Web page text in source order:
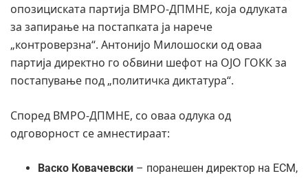
опозициската партија ВМРО-ДПМНЕ, која одлуката
за запирање на постапката ја нарече
„контроверзна“. Антонијо Милошоски од оваа
партија директно го обвини шефот на ОЈО ГОКК за
постапување под „политичка диктатура“.
Според ВМРО-ДПМНЕ, со оваа одлука од
одговорност се амнестираат:
Васко Ковачевски – поранешен директор на ЕСМ,